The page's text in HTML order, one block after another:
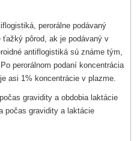
perorálne podávaný
ťažký pôrod, ak je podávaný v
antiflogistiká sú známe tým,
perorálnom podaní koncentrácia
asi 1% koncentrácie v plazme.
gravidity a obdobia laktácie
počas gravidity a laktácie